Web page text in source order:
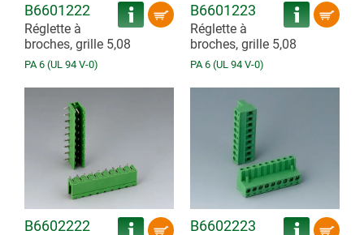
B6601222
Réglette à
broches, grille 5,08
PA 6 (UL 94 V-0)
B6601223
Réglette à
broches, grille 5,08
PA 6 (UL 94 V-0)
B6602222 B6602223